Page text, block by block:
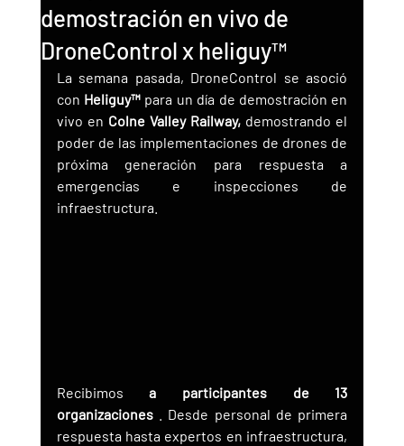
demostración en vivo de
DroneControl x heliguy™
La semana pasada, DroneControl se asoció
con Heliguy™ para un día de demostración en
vivo en Colne Valley Railway, demostrando el
poder de las implementaciones de drones de
próxima generación para respuesta a
emergencias e inspecciones de
infraestructura.
Recibimos a participantes de 13
organizaciones . Desde personal de primera
respuesta hasta expertos en infraestructura,